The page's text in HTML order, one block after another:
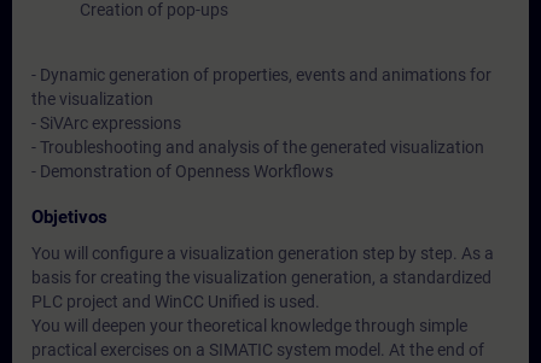
Creation of pop-ups
- Dynamic generation of properties, events and animations for
the visualization
- SiVArc expressions
- Troubleshooting and analysis of the generated visualization
- Demonstration of Openness Workflows
Objetivos
You will configure a visualization generation step by step. As a
basis for creating the visualization generation, a standardized
PLC project and WinCC Unified is used.
You will deepen your theoretical knowledge through simple
practical exercises on a SIMATIC system model. At the end of